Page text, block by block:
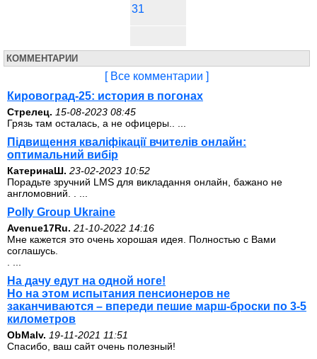
31
КОММЕНТАРИИ
[ Все комментарии ]
Кировоград-25: история в погонах
Стрелец. 15-08-2023 08:45
Грязь там осталась, а не офицеры.. ...
Підвищення кваліфікації вчителів онлайн:
оптимальний вибір
КатеринаШ. 23-02-2023 10:52
Порадьте зручний LMS для викладання онлайн, бажано не
англомовний. . ...
Polly Group Ukraine
Avenue17Ru. 21-10-2022 14:16
Мне кажется это очень хорошая идея. Полностью с Вами
соглашусь.
На дачу едут на одной ноге!
Но на этом испытания пенсионеров не
заканчиваются – впереди пешие марш-броски по 3-5
километров
ОbMalv. 19-11-2021 11:51
Спасибо, ваш сайт очень полезный!